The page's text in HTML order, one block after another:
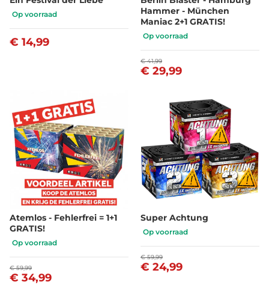
Op voorraad
€ 14,99
Hammer - München
Maniac 2+1 GRATIS!
Op voorraad
€ 29,99
€ 41,99
Atemlos - Fehlerfrei = 1+1
GRATIS!
Op voorraad
€ 34,99
€ 59,99
Super Achtung
Op voorraad
€ 24,99
€ 59,99